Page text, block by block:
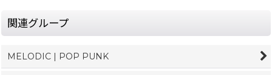
関連グループ
MELODIC | POP PUNK